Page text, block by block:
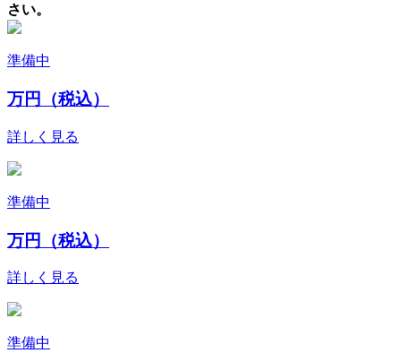
さい。
準備中
万円（税込）
詳しく見る
準備中
万円（税込）
詳しく見る
準備中